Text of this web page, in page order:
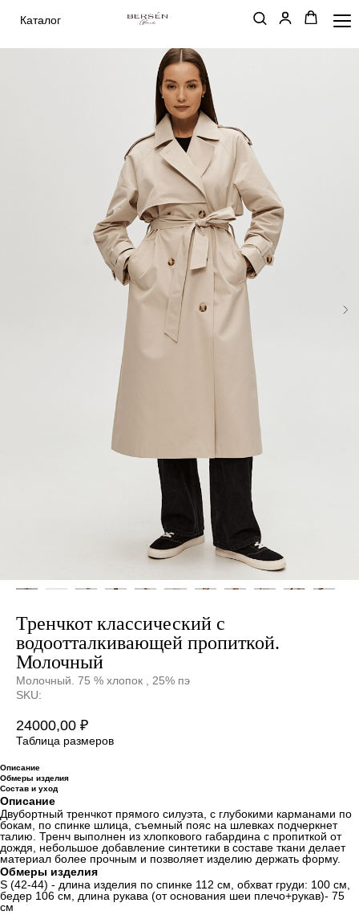
Каталог
Тренчкот классический с
водоотталкивающей пропиткой.
Молочный
Молочный. 75 % хлопок , 25% пэ
SKU:
24000,00 ₽
Таблица размеров
Описание
Обмеры изделия
Состав и уход
Описание
Двубортный тренчкот прямого силуэта, с глубокими карманами по
бокам, по спинке шлица, съемный пояс на шлевках подчеркнет
талию. Тренч выполнен из хлопкового габардина с пропиткой от
дождя, небольшое добавление синтетики в составе ткани делает
материал более прочным и позволяет изделию держать форму.
Обмеры изделия
S (42-44) - длина изделия по спинке 112 см, обхват груди: 100 см,
бедер 106 см, длина рукава (от основания шеи плечо+рукав)- 75
см